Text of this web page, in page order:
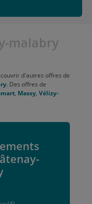
malabry
d'autres offres de
. Des offres de
, Massy, Vélizy-